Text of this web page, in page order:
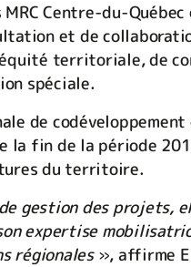
MRC Centre-du-
et de
territoriale, de
spéciale.
de
la fin de la période
du territoire.
gestion des
expertise
régionales», affirme